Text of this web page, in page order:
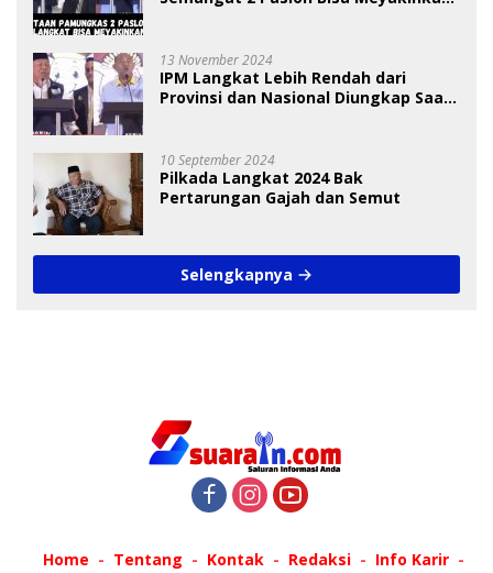
13 November 2024
IPM Langkat Lebih Rendah dari
Provinsi dan Nasional Diungkap Saat
10 September 2024
Pilkada Langkat 2024 Bak
Pertarungan Gajah dan Semut
Selengkapnya
Home Tentang Kontak Redaksi
Info Karir